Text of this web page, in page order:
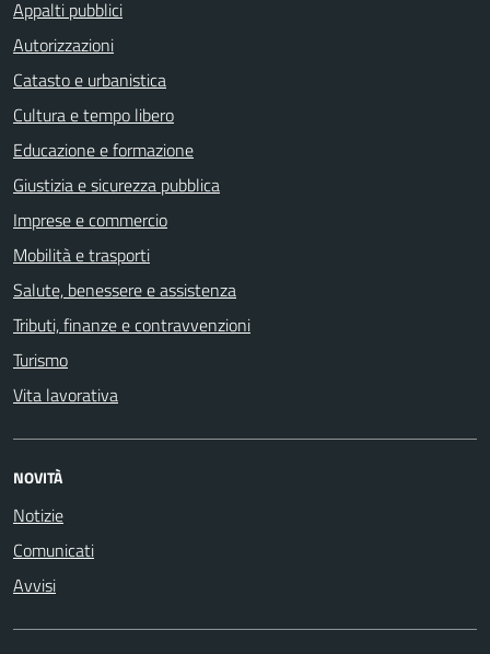
Appalti pubblici
Autorizzazioni
Catasto e urbanistica
Cultura e tempo libero
Educazione e formazione
Giustizia e sicurezza pubblica
Imprese e commercio
Mobilità e trasporti
Salute, benessere e assistenza
Tributi, finanze e contravvenzioni
Turismo
Vita lavorativa
NOVITÀ
Notizie
Comunicati
Avvisi